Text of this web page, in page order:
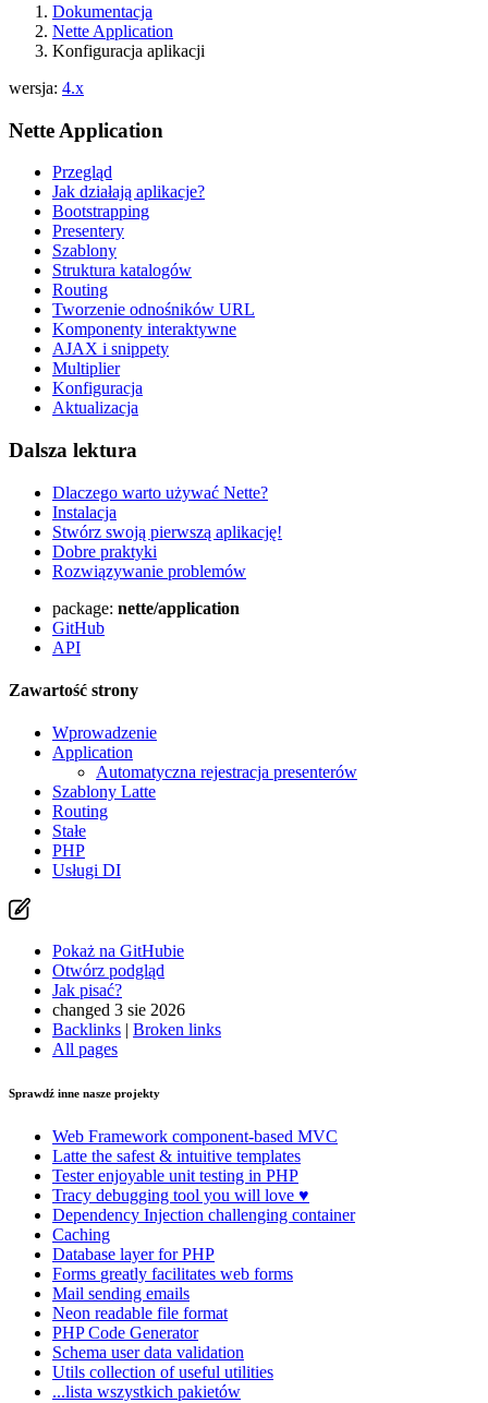
Znalazłeś/aś problem na tej stronie?
Pokaż na GitHubie
Otwórz podgląd
Zgłoś problem z tą stroną na GitHubie
Dokumentacja
Nette Application
Konfiguracja aplikacji
wersja: 4.x
Nette Application
Przegląd
Jak działają aplikacje?
Bootstrapping
Presentery
Szablony
Struktura katalogów
Routing
Tworzenie odnośników URL
Komponenty interaktywne
AJAX i snippety
Multiplier
Konfiguracja
Aktualizacja
Dalsza lektura
Dlaczego warto używać Nette?
Instalacja
Stwórz swoją pierwszą aplikację!
Dobre praktyki
Rozwiązywanie problemów
package: nette/application
GitHub
API
Zawartość strony
Wprowadzenie
Application
Automatyczna rejestracja presenterów
Szablony Latte
Routing
Stałe
PHP
Usługi DI
Pokaż na GitHubie
Otwórz podgląd
Jak pisać?
changed 3 sie 2026
Backlinks | Broken links
All pages
Sprawdź inne nasze projekty
Web Framework component-based MVC
Latte the safest & intuitive templates
Testerenjoyable unit testing in PHP
Tracy debugging tool you will love ♥
Dependency Injection challenging container
Caching
Database layer for PHP
Forms greatly facilitates web forms
Mail sending emails
Neon readable file format
PHP Code Generator
Schema user data validation
Utils collection of useful utilities
...lista wszystkich pakietów